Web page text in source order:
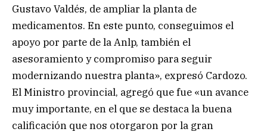
Gustavo Valdés, de ampliar la planta de
medicamentos. En este punto, conseguimos el
apoyo por parte de la Anlp, también el
asesoramiento y compromiso para seguir
modernizando nuestra planta», expresó Cardozo.
El Ministro provincial, agregó que fue «un avance
muy importante, en el que se destaca la buena
calificación que nos otorgaron por la gran